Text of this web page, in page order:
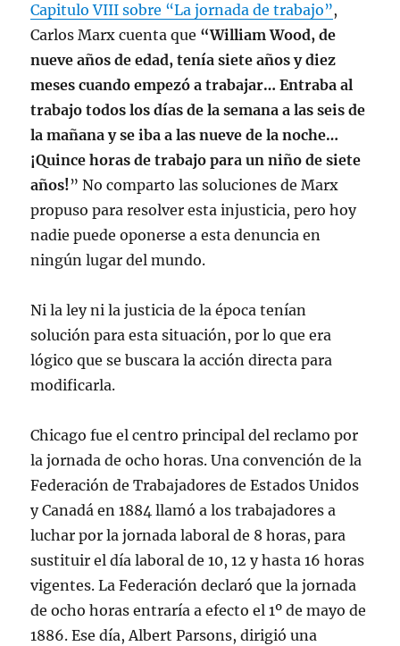
Capitulo VIII sobre “La jornada de trabajo”,
Carlos Marx cuenta que “William Wood, de
nueve años de edad, tenía siete años y diez
meses cuando empezó a trabajar… Entraba al
trabajo todos los días de la semana a las seis de
la mañana y se iba a las nueve de la noche…
¡Quince horas de trabajo para un niño de siete
años!” No comparto las soluciones de Marx
propuso para resolver esta injusticia, pero hoy
nadie puede oponerse a esta denuncia en
ningún lugar del mundo.
Ni la ley ni la justicia de la época tenían
solución para esta situación, por lo que era
lógico que se buscara la acción directa para
modificarla.
Chicago fue el centro principal del reclamo por
la jornada de ocho horas. Una convención de la
Federación de Trabajadores de Estados Unidos
y Canadá en 1884 llamó a los trabajadores a
luchar por la jornada laboral de 8 horas, para
sustituir el día laboral de 10, 12 y hasta 16 horas
vigentes. La Federación declaró que la jornada
de ocho horas entraría a efecto el 1º de mayo de
1886. Ese día, Albert Parsons, dirigió una